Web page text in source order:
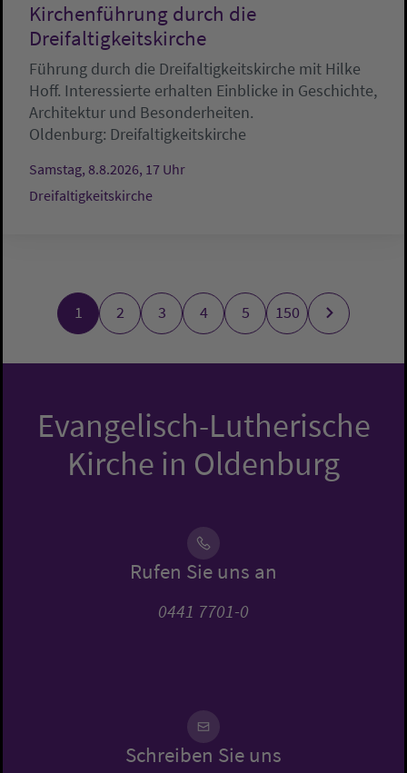
Kirchenführung durch die
Dreifaltigkeitskirche
Führung durch die Dreifaltigkeitskirche mit Hilke
Hoff. Interessierte erhalten Einblicke in Geschichte,
Architektur und Besonderheiten.
Oldenburg: Dreifaltigkeitskirche
Samstag, 8.8.2026, 17 Uhr
Dreifaltigkeitskirche
1 2 3 4 5 150
Evangelisch-Lutherische
Kirche in Oldenburg
Rufen Sie uns an
0441 7701-0
Schreiben Sie uns